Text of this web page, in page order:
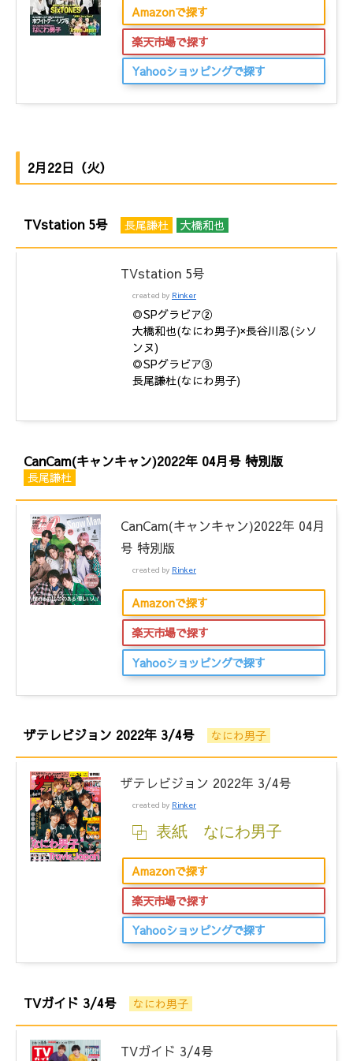
Amazonで探す
楽天市場で探す
Yahooショッピングで探す
2月22日（火）
TVstation 5号 長尾謙杜 大橋和也
TVstation 5号
created by Rinker
◎SPグラビア②
大橋和也(なにわ男子)×長谷川忍(シソ
ンヌ)
◎SPグラビア③
長尾謙杜(なにわ男子)
CanCam(キャンキャン)2022年 04月号 特別版
長尾謙杜
CanCam(キャンキャン)2022年 04月
号 特別版
created by Rinker
Amazonで探す
楽天市場で探す
Yahooショッピングで探す
ザテレビジョン 2022年 3/4号 なにわ男子
ザテレビジョン 2022年 3/4号
created by Rinker
表紙 なにわ男子
Amazonで探す
楽天市場で探す
Yahooショッピングで探す
TVガイド 3/4号 なにわ男子
TVガイド 3/4号